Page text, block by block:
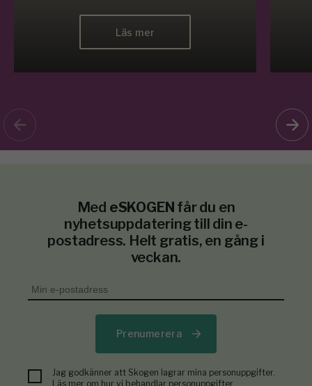
Läs mer
Med eSKOGEN får du en
nyhetsuppdatering till din e-
postadress. Helt gratis, en gång i
veckan.
Prenumerera
Jag godkänner att Skogen lagrar mina personuppgifter.
Läs mer om hur vi behandlar personuppgifter